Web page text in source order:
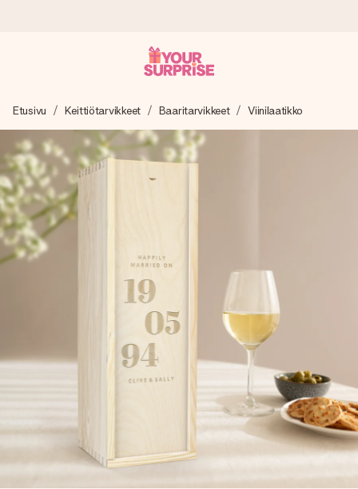
Valmistamme lahjasi huolella ja lähetämme sen hetkessä,
jotta voit antaa sen juuri oikeaan aikaan, kun sillä on eniten
merkitystä.
4,8 (+15 000 arvostelun perusteella)
Lahjamme inspiroivat. Asiakkaiden arvosana on 4,8 Google
Reviewsissä.
Ilmainen tervehdyskortti
Tilaa tänään – personoitu lahja valmistuu ja lähtee matkaan
nopeammin kuin ehdit sanoa “yllätys!”
Etusivu Keittiötarvikkeet Baaritarvikkeet Viinilaatikko